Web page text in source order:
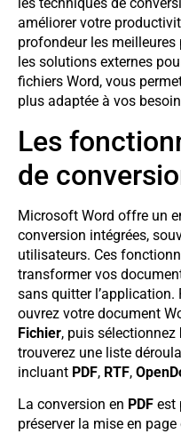
améliorer votre
profondeur les
les solutions externes
fichiers Word, vous
plus adaptée à vos
Les
de
Microsoft Word offre un
conversion intégrées,
utilisateurs. Ces
transformer vos
sans quitter l’application.
ouvrez votre document
Fichier, puis sélectionnez
trouverez une liste
incluant PDF, RTF,
La conversion en PDF est
préserver la mise en